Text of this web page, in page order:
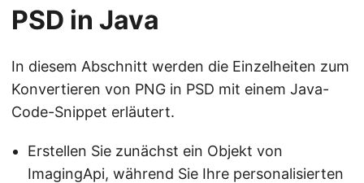
PSD in Java
In diesem Abschnitt werden die Einzelheiten zum
Konvertieren von PNG in PSD mit einem Java-
Code-Snippet erläutert.
Erstellen Sie zunächst ein Objekt von
ImagingApi, während Sie Ihre personalisierten